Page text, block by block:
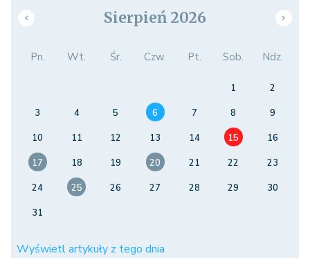
Sierpień 2026
Pn. Wt. Śr. Czw. Pt. Sob. Ndz.
1
2
3
4 5 6 7 8
9
10
11 12 13 14 15
16
17
18 19 20 21 22
23
24
25 26 27 28 29
30
31
Wyświetl artykuły z tego dnia